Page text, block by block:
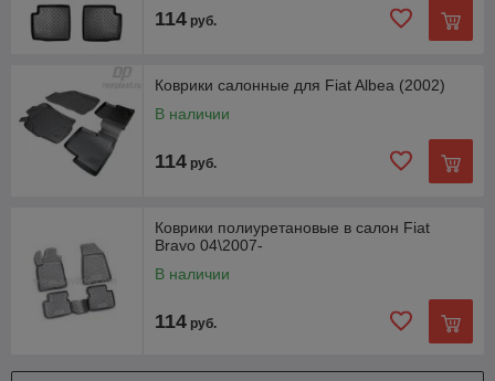
114 руб.
Коврики салонные для Fiat Albea (2002)
В наличии
114 руб.
Коврики полиуретановые в салон Fiat
Bravo 04\2007-
В наличии
114 руб.